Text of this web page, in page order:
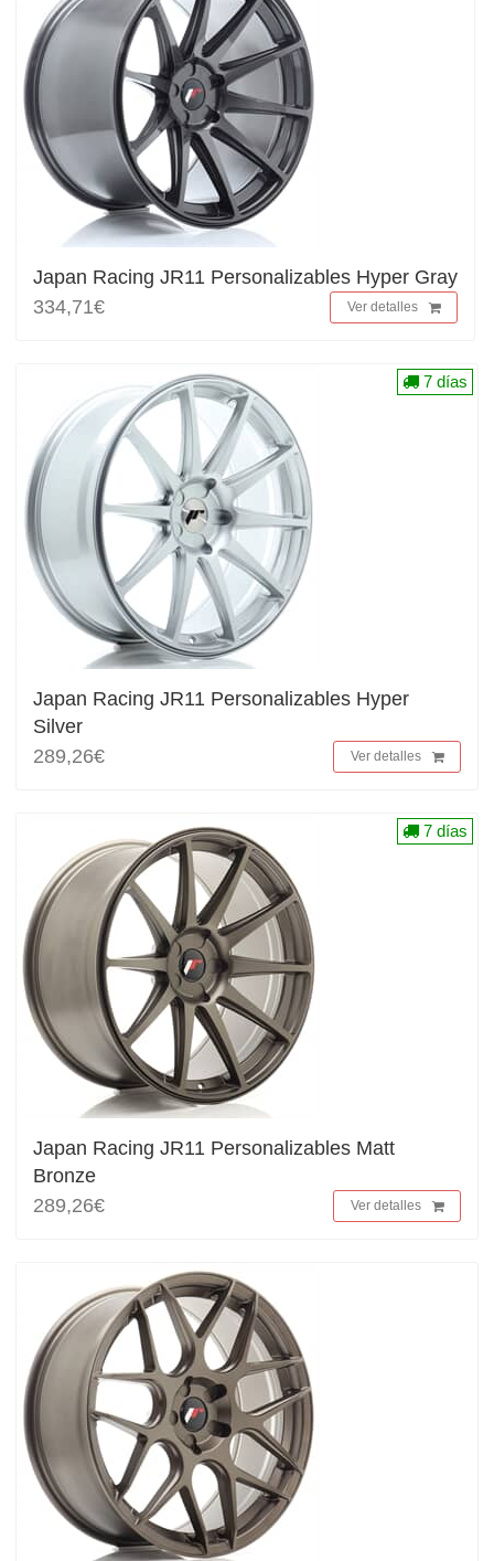
Japan Racing JR11 Personalizables Hyper Gray
334,71€
Ver detalles
Japan Racing JR11 Personalizables Hyper
Silver
289,26€
Ver detalles
7 días
Japan Racing JR11 Personalizables Matt
Bronze
289,26€
Ver detalles
7 días